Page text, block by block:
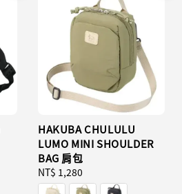
HAKUBA CHULULU
LUMO MINI SHOULDER
BAG 肩包
Regular
price
NT$ 1,280